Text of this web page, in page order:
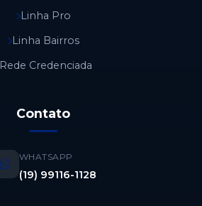
Linha Pro
Linha Bairros
Rede Credenciada
Contato
WHATSAPP
(19) 99116-1128